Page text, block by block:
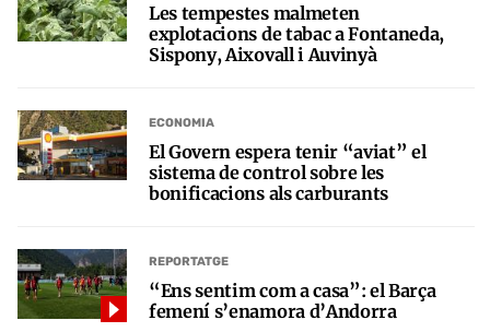
Les tempestes malmeten
explotacions de tabac a Fontaneda,
Sispony, Aixovall i Auvinyà
ECONOMIA
El Govern espera tenir “aviat” el
sistema de control sobre les
bonificacions als carburants
REPORTATGE
“Ens sentim com a casa”: el Barça
femení s’enamora d’Andorra